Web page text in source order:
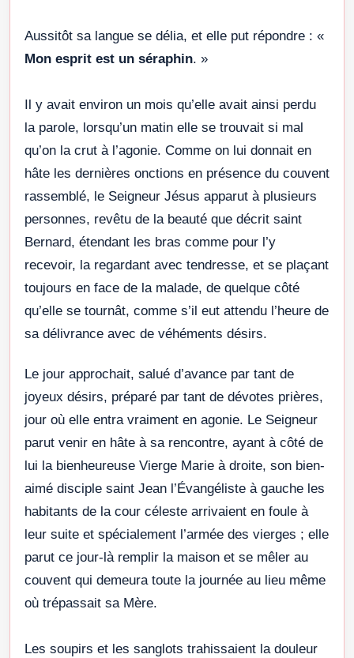
Aussitôt sa langue se délia, et elle put répondre : «
Mon esprit est un séraphin. »
Il y avait environ un mois qu’elle avait ainsi perdu
la parole, lorsqu’un matin elle se trouvait si mal
qu’on la crut à l’agonie. Comme on lui donnait en
hâte les dernières onctions en présence du couvent
rassemblé, le Seigneur Jésus apparut à plusieurs
personnes, revêtu de la beauté que décrit saint
Bernard, étendant les bras comme pour l’y
recevoir, la regardant avec tendresse, et se plaçant
toujours en face de la malade, de quelque côté
qu’elle se tournât, comme s’il eut attendu l’heure de
sa délivrance avec de véhéments désirs.
Le jour approchait, salué d’avance par tant de
joyeux désirs, préparé par tant de dévotes prières,
jour où elle entra vraiment en agonie. Le Seigneur
parut venir en hâte à sa rencontre, ayant à côté de
lui la bienheureuse Vierge Marie à droite, son bien-
aimé disciple saint Jean l’Évangéliste à gauche les
habitants de la cour céleste arrivaient en foule à
leur suite et spécialement l’armée des vierges ; elle
parut ce jour-là remplir la maison et se mêler au
couvent qui demeura toute la journée au lieu même
où trépassait sa Mère.
Les soupirs et les sanglots trahissaient la douleur